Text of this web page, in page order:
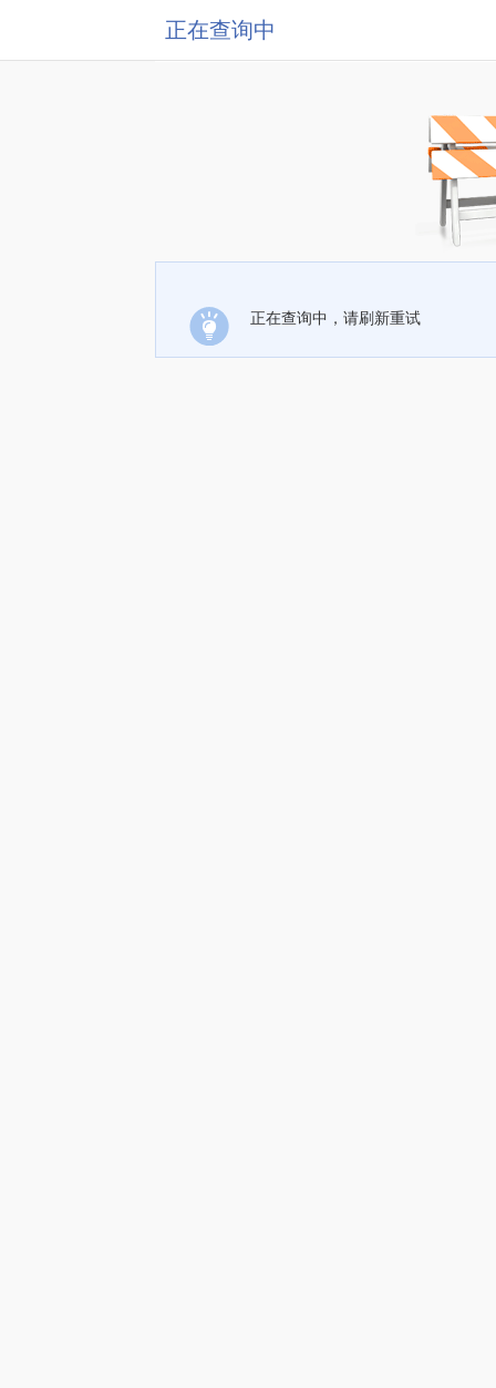
正在查询中
正在查询中，请刷新重试